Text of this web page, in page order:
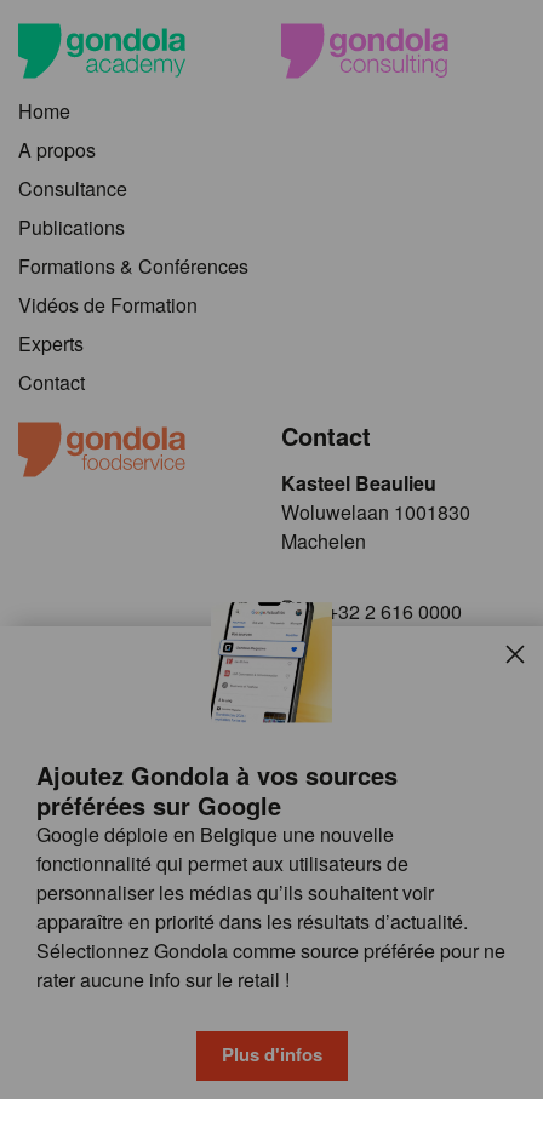
Ajoutez Gondola à vos sources
préférées sur Google
Google déploie en Belgique une nouvelle
fonctionnalité qui permet aux utilisateurs de
personnaliser les médias qu’ils souhaitent voir
apparaître en priorité dans les résultats d’actualité.
Sélectionnez Gondola comme source préférée pour ne
rater aucune info sur le retail !
Plus d'infos
Home
A propos
Consultance
Publications
Formations & Conférences
Vidéos de Formation
Experts
Contact
Contact
Kasteel Beaulieu
​​​Woluwelaan 1001830
Machelen
+32 2 616 0000
Follow us on
© GONDOLA GROUP
FAQ
CONDITIONS GÉNÉRALES
PRIVACY & COOKIE POLICY
wieni